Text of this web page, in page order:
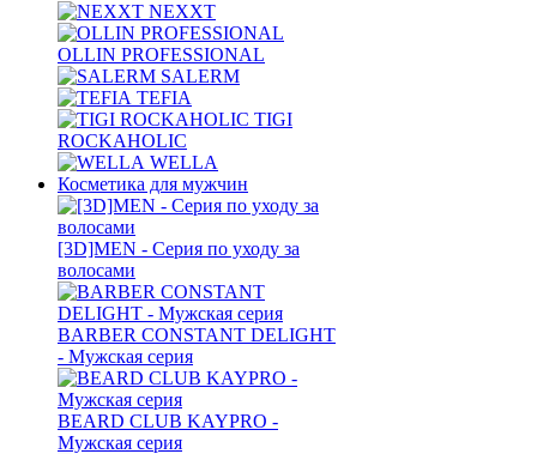
NEXXT
OLLIN PROFESSIONAL
SALERM
TEFIA
TIGI
ROCKAHOLIC
WELLA
Косметика для мужчин
[3D]MEN - Серия по уходу за
волосами
BARBER CONSTANT DELIGHT
- Мужская серия
BEARD CLUB KAYPRO -
Мужская серия